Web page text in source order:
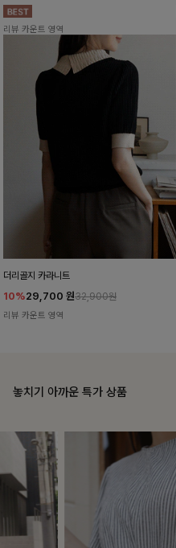
리뷰 카운트 영역
더리골지 카라니트
10%29,700 원32,900원
리뷰 카운트 영역
놓치기 아까운 특가 상품